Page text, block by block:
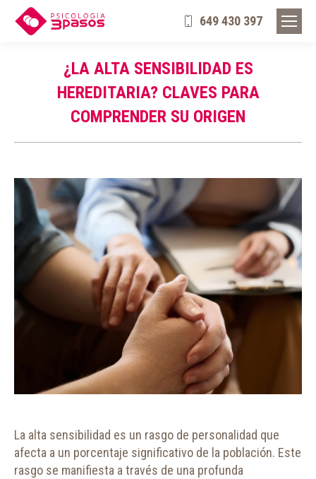
649 430 397
¿LA ALTA SENSIBILIDAD ES
HEREDITARIA? CLAVES PARA
COMPRENDER SU ORIGEN
La alta sensibilidad es un rasgo de personalidad que
afecta a un porcentaje significativo de la población. Este
rasgo se manifiesta a través de una profunda